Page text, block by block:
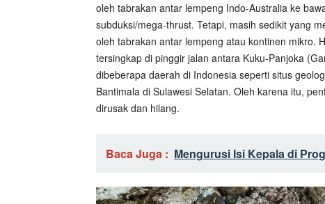
oleh tabrakan antar lempeng Indo-Australia ke
subduksi/mega-thrust. Tetapi, masih sedikit yang
oleh tabrakan antar lempeng atau kontinen mikro.
tersingkap di pinggir jalan antara Kuku-Panjoka
dibeberapa daerah di Indonesia seperti situs
Bantimala di Sulawesi Selatan. Oleh karena itu,
dirusak dan hilang.
Baca Juga : Mengurusi Isi Kepala di